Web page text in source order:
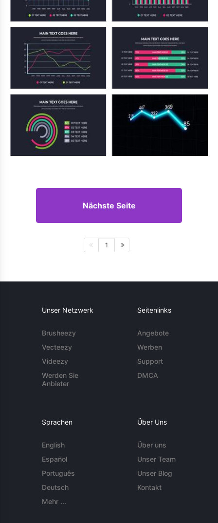
Nächste Seite
1
Unser Netzwerk
Brusheezy
Vecteezy
Videezy
Werden Sie
Anbieter
Seitenlinks
Angebote
Werben
Support
DMCA
Sprachen
English
Español
Português
Deutsch
Mehr ...
Über Uns
Über uns
Unser Team
Unser Blog
Kontakt